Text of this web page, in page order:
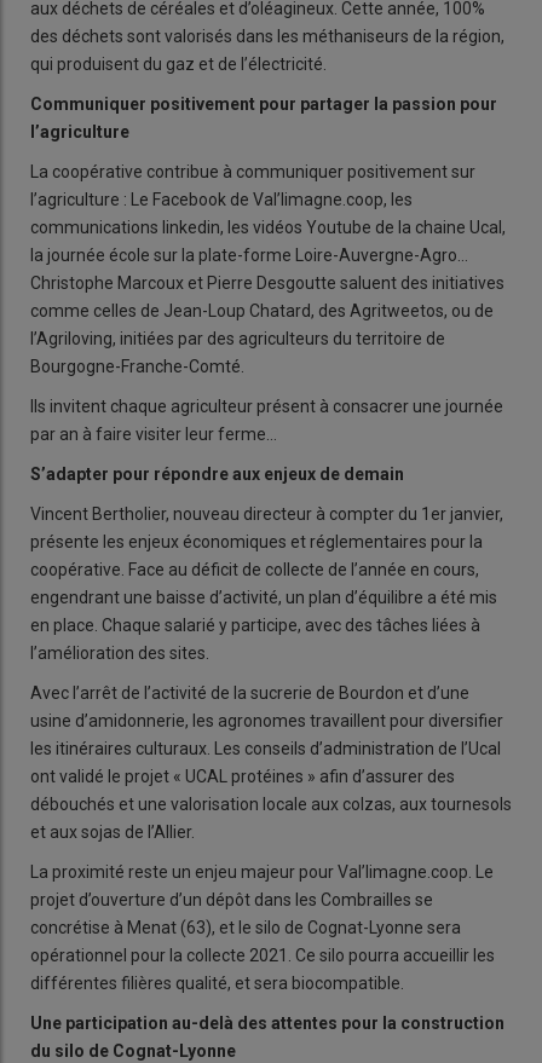
aux déchets de céréales et d’oléagineux. Cette année, 100%
des déchets sont valorisés dans les méthaniseurs de la région,
qui produisent du gaz et de l’électricité.
Communiquer positivement pour partager la passion pour
l’agriculture
La coopérative contribue à communiquer positivement sur
l’agriculture : Le Facebook de Val’limagne.coop, les
communications linkedin, les vidéos Youtube de la chaine Ucal,
la journée école sur la plate-forme Loire-Auvergne-Agro…
Christophe Marcoux et Pierre Desgoutte saluent des initiatives
comme celles de Jean-Loup Chatard, des Agritweetos, ou de
l’Agriloving, initiées par des agriculteurs du territoire de
Bourgogne-Franche-Comté.
Ils invitent chaque agriculteur présent à consacrer une journée
par an à faire visiter leur ferme…
S’adapter pour répondre aux enjeux de demain
Vincent Bertholier, nouveau directeur à compter du 1er janvier,
présente les enjeux économiques et réglementaires pour la
coopérative. Face au déficit de collecte de l’année en cours,
engendrant une baisse d’activité, un plan d’équilibre a été mis
en place. Chaque salarié y participe, avec des tâches liées à
l’amélioration des sites.
Avec l’arrêt de l’activité de la sucrerie de Bourdon et d’une
usine d’amidonnerie, les agronomes travaillent pour diversifier
les itinéraires culturaux. Les conseils d’administration de l’Ucal
ont validé le projet « UCAL protéines » afin d’assurer des
débouchés et une valorisation locale aux colzas, aux tournesols
et aux sojas de l’Allier.
La proximité reste un enjeu majeur pour Val’limagne.coop. Le
projet d’ouverture d’un dépôt dans les Combrailles se
concrétise à Menat (63), et le silo de Cognat-Lyonne sera
opérationnel pour la collecte 2021. Ce silo pourra accueillir les
différentes filières qualité, et sera biocompatible.
Une participation au-delà des attentes pour la construction
du silo de Cognat-Lyonne